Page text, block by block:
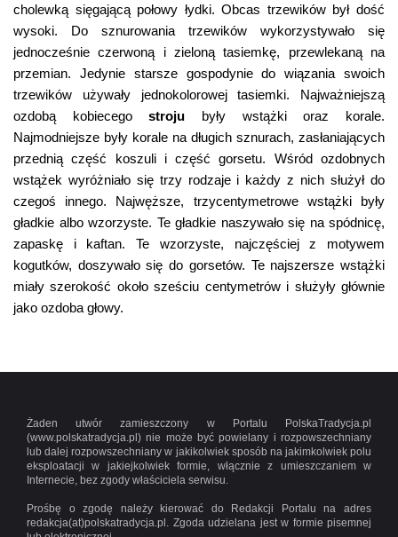
cholewką sięgającą połowy łydki. Obcas trzewików był dość
wysoki. Do sznurowania trzewików wykorzystywało się
jednocześnie czerwoną i zieloną tasiemkę, przewlekaną na
przemian. Jedynie starsze gospodynie do wiązania swoich
trzewików używały jednokolorowej tasiemki. Najważniejszą
ozdobą kobiecegostroju były wstążki oraz korale.
Najmodniejsze były korale na długich sznurach, zasłaniających
przednią część koszuli i część gorsetu. Wśród ozdobnych
wstążek wyróżniało się trzy rodzaje i każdy z nich służył do
czegoś innego. Najwęższe, trzycentymetrowe wstążki były
gładkie albo wzorzyste. Te gładkie naszywało się na spódnicę,
zapaskę i kaftan. Te wzorzyste, najczęściej z motywem
kogutków, doszywało się do gorsetów. Te najszersze wstążki
miały szerokość około sześciu centymetrów i służyły głównie
jako ozdoba głowy.
Żaden utwór zamieszczony w Portalu PolskaTradycja.pl
(www.polskatradycja.pl) nie może być powielany i rozpowszechniany
lub dalej rozpowszechniany w jakikolwiek sposób na jakimkolwiek polu
eksploatacji w jakiejkolwiek formie, włącznie z umieszczaniem w
Internecie, bez zgody właściciela serwisu.
Prośbę o zgodę należy kierować do Redakcji Portalu na adres
redakcja(at)polskatradycja.pl. Zgoda udzielana jest w formie pisemnej